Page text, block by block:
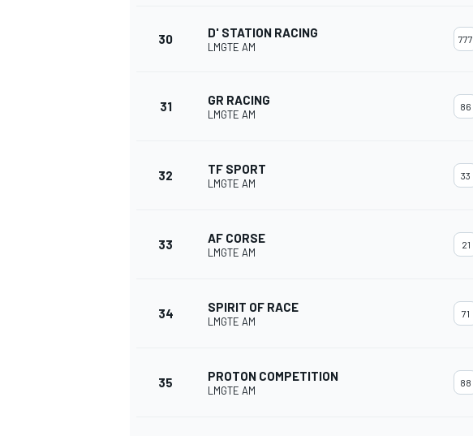
30 D' STATION RACING
LMGTE AM
777
31 GR RACING
LMGTE AM
86
32 TF SPORT
LMGTE AM
33
33 AF CORSE
LMGTE AM
21
34 SPIRIT OF RACE
LMGTE AM
71
35 PROTON COMPETITION
LMGTE AM
88